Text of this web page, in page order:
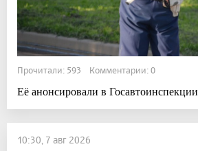
Прочитали: 593 Комментарии: 0
Её анонсировали в Госавтоинспекции
10:30, 7 авг 2026